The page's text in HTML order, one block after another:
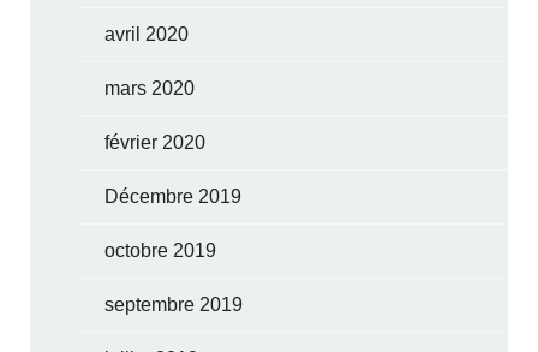
avril 2020
mars 2020
février 2020
Décembre 2019
octobre 2019
septembre 2019